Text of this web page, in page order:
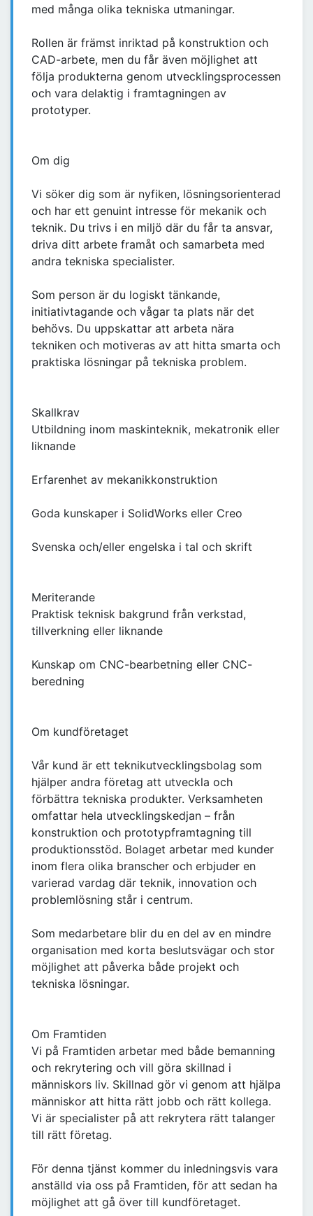
med många olika tekniska utmaningar.
Rollen är främst inriktad på konstruktion och
CAD-arbete, men du får även möjlighet att
följa produkterna genom utvecklingsprocessen
och vara delaktig i framtagningen av
prototyper.
Om dig
Vi söker dig som är nyfiken, lösningsorienterad
och har ett genuint intresse för mekanik och
teknik. Du trivs i en miljö där du får ta ansvar,
driva ditt arbete framåt och samarbeta med
andra tekniska specialister.
Som person är du logiskt tänkande,
initiativtagande och vågar ta plats när det
behövs. Du uppskattar att arbeta nära
tekniken och motiveras av att hitta smarta och
praktiska lösningar på tekniska problem.
Skallkrav
Utbildning inom maskinteknik, mekatronik eller
liknande
Erfarenhet av mekanikkonstruktion
Goda kunskaper i SolidWorks eller Creo
Svenska och/eller engelska i tal och skrift
Meriterande
Praktisk teknisk bakgrund från verkstad,
tillverkning eller liknande
Kunskap om CNC-bearbetning eller CNC-
beredning
Om kundföretaget
Vår kund är ett teknikutvecklingsbolag som
hjälper andra företag att utveckla och
förbättra tekniska produkter. Verksamheten
omfattar hela utvecklingskedjan – från
konstruktion och prototypframtagning till
produktionsstöd. Bolaget arbetar med kunder
inom flera olika branscher och erbjuder en
varierad vardag där teknik, innovation och
problemlösning står i centrum.
Som medarbetare blir du en del av en mindre
organisation med korta beslutsvägar och stor
möjlighet att påverka både projekt och
tekniska lösningar.
Om Framtiden
Vi på Framtiden arbetar med både bemanning
och rekrytering och vill göra skillnad i
människors liv. Skillnad gör vi genom att hjälpa
människor att hitta rätt jobb och rätt kollega.
Vi är specialister på att rekrytera rätt talanger
till rätt företag.
För denna tjänst kommer du inledningsvis vara
anställd via oss på Framtiden, för att sedan ha
möjlighet att gå över till kundföretaget.